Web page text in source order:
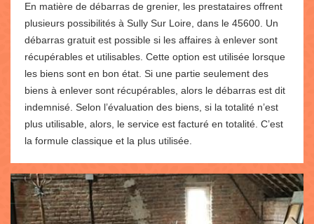
En matière de débarras de grenier, les prestataires offrent
plusieurs possibilités à Sully Sur Loire, dans le 45600. Un
débarras gratuit est possible si les affaires à enlever sont
récupérables et utilisables. Cette option est utilisée lorsque
les biens sont en bon état. Si une partie seulement des
biens à enlever sont récupérables, alors le débarras est dit
indemnisé. Selon l’évaluation des biens, si la totalité n’est
plus utilisable, alors, le service est facturé en totalité. C’est
la formule classique et la plus utilisée.